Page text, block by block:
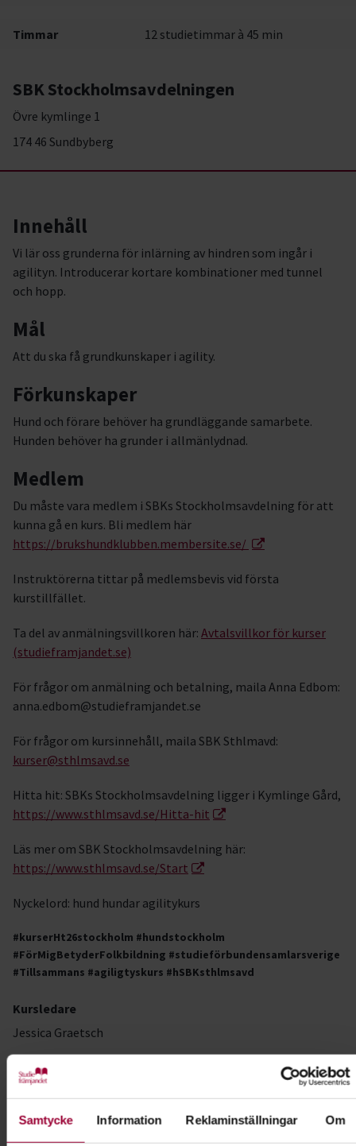
Samtycke Information Reklaminställningar Om
Timmar 12 studietimmar à 45 min
SBK Stockholmsavdelningen
Övre kymlinge 1
174 46 Sundbyberg
Innehåll
Vi lär oss grunderna för inlärning av hindren som ingår i
agilityn. Introducerar kortare kombinationer med tunnel
och hopp.
Mål
Att du ska få grundkunskaper i agility.
Förkunskaper
Hund och förare behöver ha grundläggande samarbete.
Hunden behöver ha grunder i allmänlydnad.
Medlem
Du måste vara medlem i SBKs Stockholmsavdelning för att
kunna gå en kurs. Bli medlem här
https://brukshundklubben.membersite.se/
Instruktörerna tittar på medlemsbevis vid första
kurstillfället.
Ta del av anmälningsvillkoren här: Avtalsvillkor för kurser
(studieframjandet.se)
För frågor om anmälning och betalning, maila Anna Edbom:
anna.edbom@studieframjandet.se
För frågor om kursinnehåll, maila SBK Sthlmavd:
kurser@sthlmsavd.se
Hitta hit: SBKs Stockholmsavdelning ligger i Kymlinge Gård,
https://www.sthlmsavd.se/Hitta-hit
Läs mer om SBK Stockholmsavdelning här:
https://www.sthlmsavd.se/Start
Nyckelord: hund hundar agilitykurs
#kurserHt26stockholm #hundstockholm
#FörMigBetyderFolkbildning #studieförbundensamlarsverige
#Tillsammans #agiligtyskurs #hSBKsthlmsavd
Kursledare
Jessica Graetsch
Kontakt